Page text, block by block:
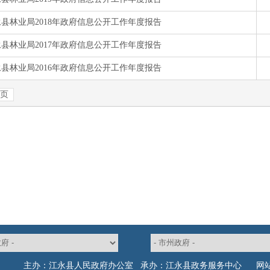
主办：江永县人民政府办公室 承办：江永县政务服务中心 网